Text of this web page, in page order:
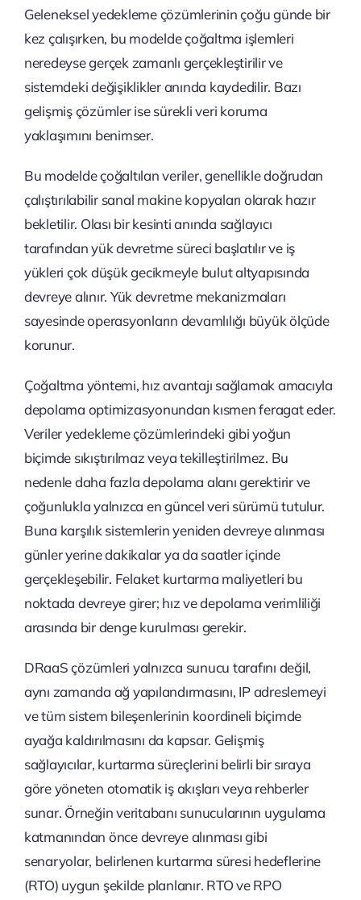
Geleneksel yedekleme çözümlerinin çoğu günde bir
kez çalışırken, bu modelde çoğaltma işlemleri
neredeyse gerçek zamanlı gerçekleştirilir ve
sistemdeki değişiklikler anında kaydedilir. Bazı
gelişmiş çözümler ise sürekli veri koruma
yaklaşımını benimser.
Bu modelde çoğaltılan veriler, genellikle doğrudan
çalıştırılabilir sanal makine kopyaları olarak hazır
bekletilir. Olası bir kesinti anında sağlayıcı
tarafından yük devretme süreci başlatılır ve iş
yükleri çok düşük gecikmeyle bulut altyapısında
devreye alınır. Yük devretme mekanizmaları
sayesinde operasyonların devamlılığı büyük ölçüde
korunur.
Çoğaltma yöntemi, hız avantajı sağlamak amacıyla
depolama optimizasyonundan kısmen feragat eder.
Veriler yedekleme çözümlerindeki gibi yoğun
biçimde sıkıştırılmaz veya tekilleştirilmez. Bu
nedenle daha fazla depolama alanı gerektirir ve
çoğunlukla yalnızca en güncel veri sürümü tutulur.
Buna karşılık sistemlerin yeniden devreye alınması
günler yerine dakikalar ya da saatler içinde
gerçekleşebilir. Felaket kurtarma maliyetleri bu
noktada devreye girer; hız ve depolama verimliliği
arasında bir denge kurulması gerekir.
DRaaS çözümleri yalnızca sunucu tarafını değil,
aynı zamanda ağ yapılandırmasını, IP adreslemeyi
ve tüm sistem bileşenlerinin koordineli biçimde
ayağa kaldırılmasını da kapsar. Gelişmiş
sağlayıcılar, kurtarma süreçlerini belirli bir sıraya
göre yöneten otomatik iş akışları veya rehberler
sunar. Örneğin veritabanı sunucularının uygulama
katmanından önce devreye alınması gibi
senaryolar, belirlenen kurtarma süresi hedeflerine
(RTO) uygun şekilde planlanır. RTO ve RPO